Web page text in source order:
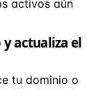
activos aún
y actualiza el
tu dominio o